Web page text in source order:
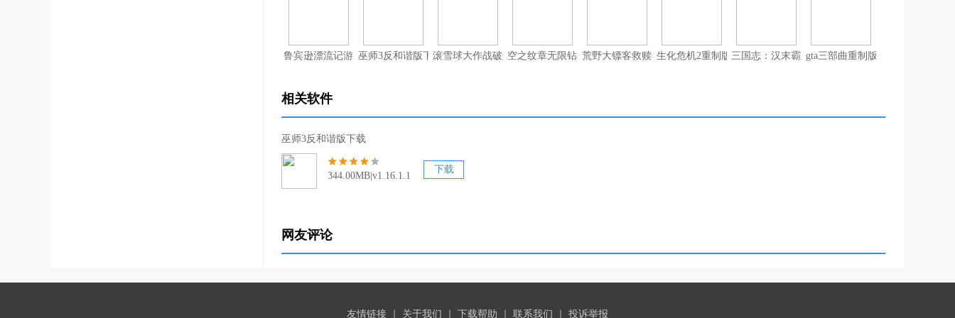
鲁宾逊漂流记游戏中文单机版
巫师3反和谐版下载滚雪球大作战破解版下载空之纹章无限钻石版荒野大镖客救赎手机版下载生化危机2重制版（手机版）
三国志：汉末霸业gta三部曲重制版（全平台版）
相关软件
巫师3反和谐版下载
344.00MB|v1.16.1.1
下载
网友评论
友情链接 关于我们 下载帮助 联系我们 投诉举报